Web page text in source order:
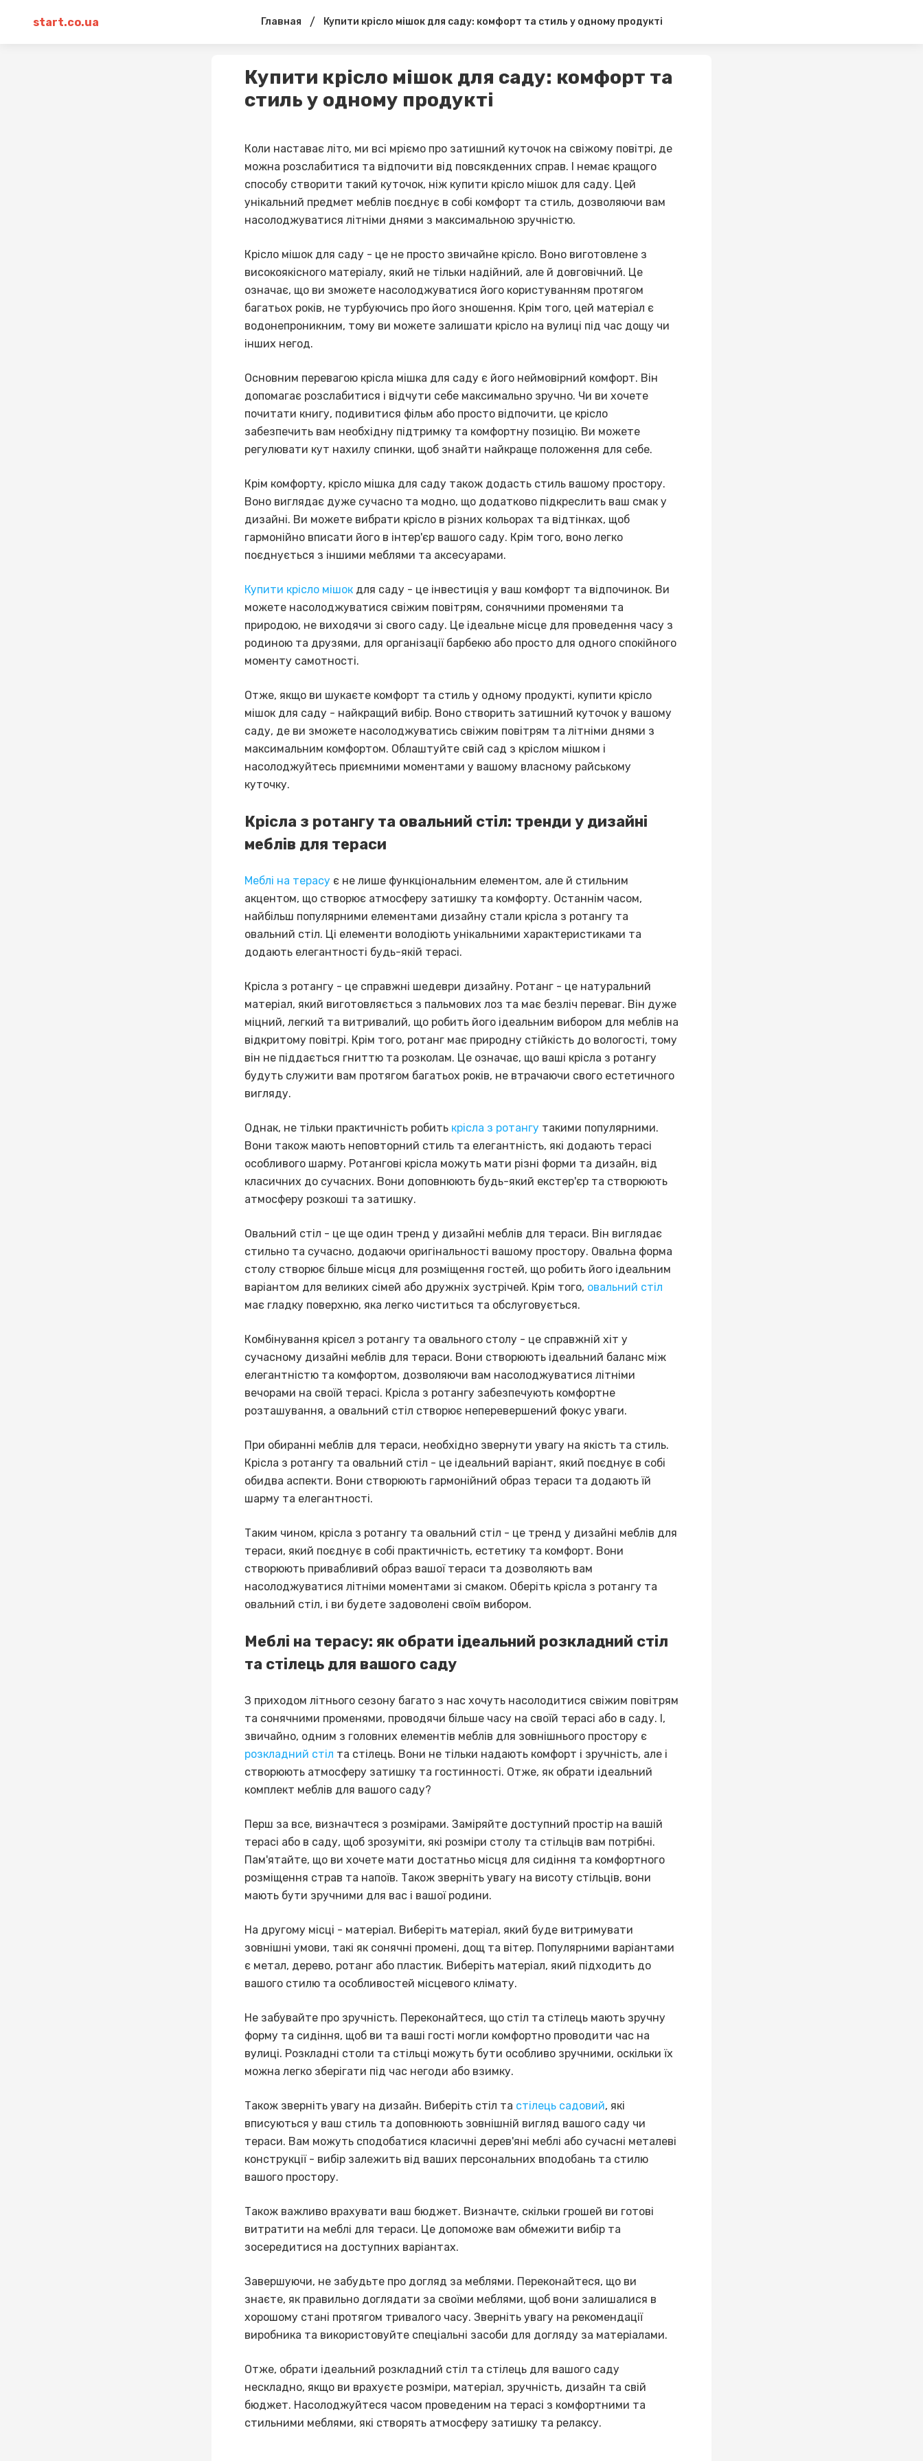
start.co.ua Главная / Купити крісло мішок для саду: комфорт та стиль у одному продукті
Купити крісло мішок для саду: комфорт та
стиль у одному продукті
Коли наставає літо, ми всі мріємо про затишний куточок на свіжому повітрі, де
можна розслабитися та відпочити від повсякденних справ. І немає кращого
способу створити такий куточок, ніж купити крісло мішок для саду. Цей
унікальний предмет меблів поєднує в собі комфорт та стиль, дозволяючи вам
насолоджуватися літніми днями з максимальною зручністю.
Крісло мішок для саду - це не просто звичайне крісло. Воно виготовлене з
високоякісного матеріалу, який не тільки надійний, але й довговічний. Це
означає, що ви зможете насолоджуватися його користуванням протягом
багатьох років, не турбуючись про його зношення. Крім того, цей матеріал є
водонепроникним, тому ви можете залишати крісло на вулиці під час дощу чи
інших негод.
Основним перевагою крісла мішка для саду є його неймовірний комфорт. Він
допомагає розслабитися і відчути себе максимально зручно. Чи ви хочете
почитати книгу, подивитися фільм або просто відпочити, це крісло
забезпечить вам необхідну підтримку та комфортну позицію. Ви можете
регулювати кут нахилу спинки, щоб знайти найкраще положення для себе.
Крім комфорту, крісло мішка для саду також додасть стиль вашому простору.
Воно виглядає дуже сучасно та модно, що додатково підкреслить ваш смак у
дизайні. Ви можете вибрати крісло в різних кольорах та відтінках, щоб
гармонійно вписати його в інтер'єр вашого саду. Крім того, воно легко
поєднується з іншими меблями та аксесуарами.
Купити крісло мішок для саду - це інвестиція у ваш комфорт та відпочинок. Ви
можете насолоджуватися свіжим повітрям, сонячними променями та
природою, не виходячи зі свого саду. Це ідеальне місце для проведення часу з
родиною та друзями, для організації барбекю або просто для одного спокійного
моменту самотності.
Отже, якщо ви шукаєте комфорт та стиль у одному продукті, купити крісло
мішок для саду - найкращий вибір. Воно створить затишний куточок у вашому
саду, де ви зможете насолоджуватись свіжим повітрям та літніми днями з
максимальним комфортом. Облаштуйте свій сад з кріслом мішком і
насолоджуйтесь приємними моментами у вашому власному райському
куточку.
Крісла з ротангу та овальний стіл: тренди у дизайні
меблів для тераси
Меблі на терасу є не лише функціональним елементом, але й стильним
акцентом, що створює атмосферу затишку та комфорту. Останнім часом,
найбільш популярними елементами дизайну стали крісла з ротангу та
овальний стіл. Ці елементи володіють унікальними характеристиками та
додають елегантності будь-якій терасі.
Крісла з ротангу - це справжні шедеври дизайну. Ротанг - це натуральний
матеріал, який виготовляється з пальмових лоз та має безліч переваг. Він дуже
міцний, легкий та витривалий, що робить його ідеальним вибором для меблів на
відкритому повітрі. Крім того, ротанг має природну стійкість до вологості, тому
він не піддається гниттю та розколам. Це означає, що ваші крісла з ротангу
будуть служити вам протягом багатьох років, не втрачаючи свого естетичного
вигляду.
Однак, не тільки практичність робить крісла з ротангу такими популярними.
Вони також мають неповторний стиль та елегантність, які додають терасі
особливого шарму. Ротангові крісла можуть мати різні форми та дизайн, від
класичних до сучасних. Вони доповнюють будь-який екстер'єр та створюють
атмосферу розкоші та затишку.
Овальний стіл - це ще один тренд у дизайні меблів для тераси. Він виглядає
стильно та сучасно, додаючи оригінальності вашому простору. Овальна форма
столу створює більше місця для розміщення гостей, що робить його ідеальним
варіантом для великих сімей або дружніх зустрічей. Крім того, овальний стіл
має гладку поверхню, яка легко чиститься та обслуговується.
Комбінування крісел з ротангу та овального столу - це справжній хіт у
сучасному дизайні меблів для тераси. Вони створюють ідеальний баланс між
елегантністю та комфортом, дозволяючи вам насолоджуватися літніми
вечорами на своїй терасі. Крісла з ротангу забезпечують комфортне
розташування, а овальний стіл створює неперевершений фокус уваги.
При обиранні меблів для тераси, необхідно звернути увагу на якість та стиль.
Крісла з ротангу та овальний стіл - це ідеальний варіант, який поєднує в собі
обидва аспекти. Вони створюють гармонійний образ тераси та додають їй
шарму та елегантності.
Таким чином, крісла з ротангу та овальний стіл - це тренд у дизайні меблів для
тераси, який поєднує в собі практичність, естетику та комфорт. Вони
створюють привабливий образ вашої тераси та дозволяють вам
насолоджуватися літніми моментами зі смаком. Оберіть крісла з ротангу та
овальний стіл, і ви будете задоволені своїм вибором.
Меблі на терасу: як обрати ідеальний розкладний стіл
та стілець для вашого саду
З приходом літнього сезону багато з нас хочуть насолодитися свіжим повітрям
та сонячними променями, проводячи більше часу на своїй терасі або в саду. І,
звичайно, одним з головних елементів меблів для зовнішнього простору є
розкладний стіл та стілець. Вони не тільки надають комфорт і зручність, але і
створюють атмосферу затишку та гостинності. Отже, як обрати ідеальний
комплект меблів для вашого саду?
Перш за все, визначтеся з розмірами. Заміряйте доступний простір на вашій
терасі або в саду, щоб зрозуміти, які розміри столу та стільців вам потрібні.
Пам'ятайте, що ви хочете мати достатньо місця для сидіння та комфортного
розміщення страв та напоїв. Також зверніть увагу на висоту стільців, вони
мають бути зручними для вас і вашої родини.
На другому місці - матеріал. Виберіть матеріал, який буде витримувати
зовнішні умови, такі як сонячні промені, дощ та вітер. Популярними варіантами
є метал, дерево, ротанг або пластик. Виберіть матеріал, який підходить до
вашого стилю та особливостей місцевого клімату.
Не забувайте про зручність. Переконайтеся, що стіл та стілець мають зручну
форму та сидіння, щоб ви та ваші гості могли комфортно проводити час на
вулиці. Розкладні столи та стільці можуть бути особливо зручними, оскільки їх
можна легко зберігати під час негоди або взимку.
Також зверніть увагу на дизайн. Виберіть стіл та стілець садовий, які
вписуються у ваш стиль та доповнюють зовнішній вигляд вашого саду чи
тераси. Вам можуть сподобатися класичні дерев'яні меблі або сучасні металеві
конструкції - вибір залежить від ваших персональних вподобань та стилю
вашого простору.
Також важливо врахувати ваш бюджет. Визначте, скільки грошей ви готові
витратити на меблі для тераси. Це допоможе вам обмежити вибір та
зосередитися на доступних варіантах.
Завершуючи, не забудьте про догляд за меблями. Переконайтеся, що ви
знаєте, як правильно доглядати за своїми меблями, щоб вони залишалися в
хорошому стані протягом тривалого часу. Зверніть увагу на рекомендації
виробника та використовуйте спеціальні засоби для догляду за матеріалами.
Отже, обрати ідеальний розкладний стіл та стілець для вашого саду
нескладно, якщо ви врахуєте розміри, матеріал, зручність, дизайн та свій
бюджет. Насолоджуйтеся часом проведеним на терасі з комфортними та
стильними меблями, які створять атмосферу затишку та релаксу.